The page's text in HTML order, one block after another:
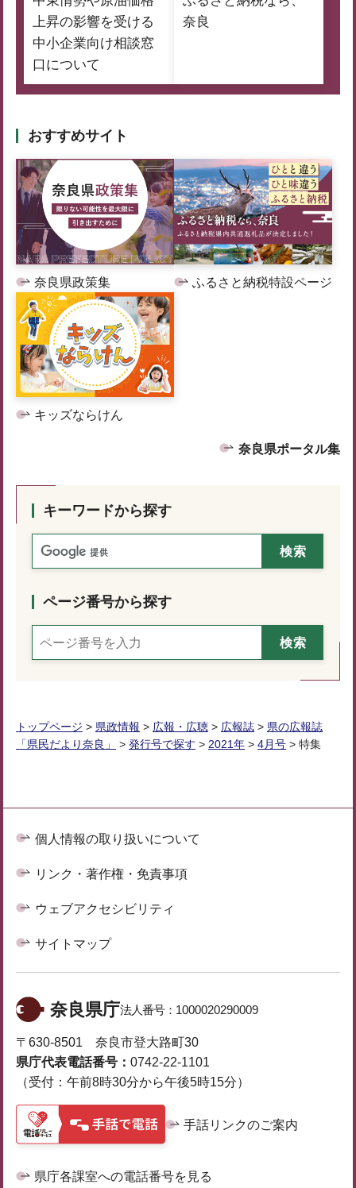
上昇の影響を受ける
中小企業向け相談窓
口について
奈良
おすすめサイト
奈良県政策集 ふるさと納税特設ページ
キッズならけん
奈良県ポータル集
キーワードから探す
ページ番号から探す
トップページ > 県政情報 > 広報・広聴 > 広報誌 > 県の広報誌
「県民だより奈良」
> 発行号で探す > 2021年 > 4月号 > 特集
個人情報の取り扱いについて
リンク・著作権・免責事項
ウェブアクセシビリティ
サイトマップ
奈良県庁法人番号： 1000020290009
〒630-8501 奈良市登大路町30
県庁代表電話番号： 0742-22-1101
（受付：午前8時30分から午後5時15分）
手話リンクのご案内
県庁各課室への電話番号を見る